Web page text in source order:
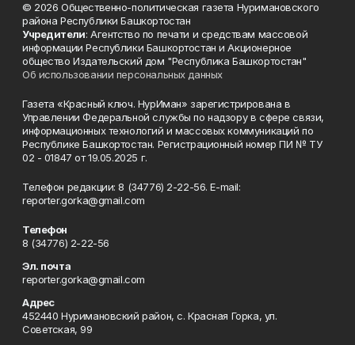
© 2026 Общественно-политическая газета Нуримановского
района Республики Башкортостан
Учредители: Агентство по печати и средствам массовой
информации Республики Башкортостан и Акционерное
общество Издательский дом "Республика Башкортостан"
Об использовании персональных данных
Газета «Красный ключ. НурИман» зарегистрирована в
Управлении Федеральной службы по надзору в сфере связи,
информационных технологий и массовых коммуникаций по
Республике Башкортостан. Регистрационный номер ПИ № ТУ
02 - 01847 от 19.05.2025 г.
Телефон редакции: 8 (34776) 2-22-56. E-mail:
reporter.gorka@gmail.com
Телефон
8 (34776) 2-22-56
Эл. почта
reporter.gorka@gmail.com
Адрес
452440 Нуримановский район, с. Красная Горка, ул.
Советская, 99